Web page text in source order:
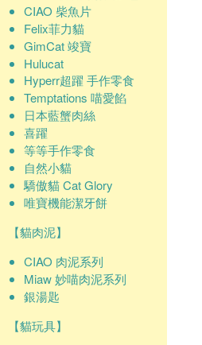
CIAO 柴魚片
Felix菲力貓
GimCat 竣寶
Hulucat
Hyperr超躍 手作零食
Temptations 喵愛餡
日本藍蟹肉絲
喜躍
等等手作零食
自然小貓
驕傲貓 Cat Glory
唯寶機能潔牙餅
【貓肉泥】
CIAO 肉泥系列
Miaw 妙喵肉泥系列
銀湯匙
【貓玩具】